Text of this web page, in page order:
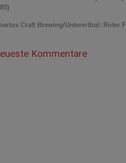
Craft Brewing/Untererthal: Roter
Kommentare